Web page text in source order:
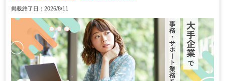
掲載終了日：2026/8/11